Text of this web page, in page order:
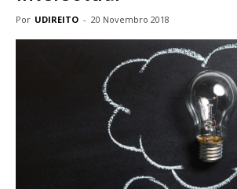
Por UDIREITO - 20 Novembro 2018